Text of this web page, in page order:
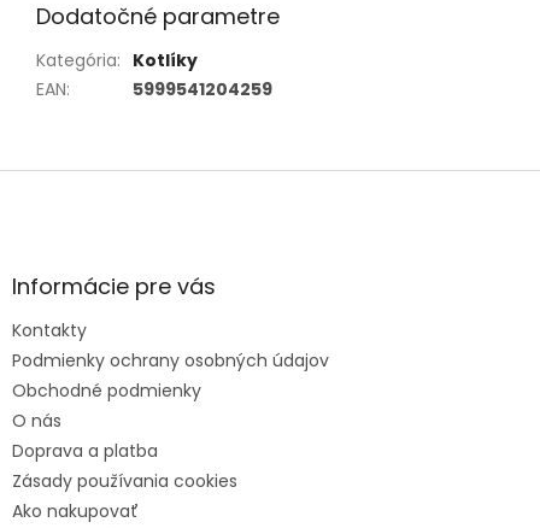
Dodatočné parametre
Kategória: Kotlíky
EAN: 5999541204259
e
Informácie pre vás
Kontakty
Podmienky ochrany osobných údajov
Obchodné podmienky
O nás
Doprava a platba
Zásady používania cookies
Ako nakupovať